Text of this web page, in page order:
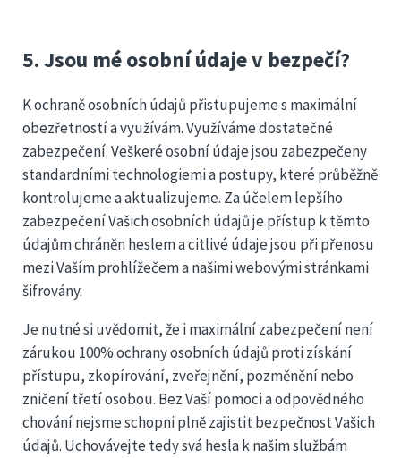
5. Jsou mé osobní údaje v bezpečí?
K ochraně osobních údajů přistupujeme s maximální
obezřetností a využívám. Využíváme dostatečné
zabezpečení. Veškeré osobní údaje jsou zabezpečeny
standardními technologiemi a postupy, které průběžně
kontrolujeme a aktualizujeme. Za účelem lepšího
zabezpečení Vašich osobních údajů je přístup k těmto
údajům chráněn heslem a citlivé údaje jsou při přenosu
mezi Vaším prohlížečem a našimi webovými stránkami
šifrovány.
Je nutné si uvědomit, že i maximální zabezpečení není
zárukou 100% ochrany osobních údajů proti získání
přístupu, zkopírování, zveřejnění, pozměnění nebo
zničení třetí osobou. Bez Vaší pomoci a odpovědného
chování nejsme schopni plně zajistit bezpečnost Vašich
údajů. Uchovávejte tedy svá hesla k našim službám